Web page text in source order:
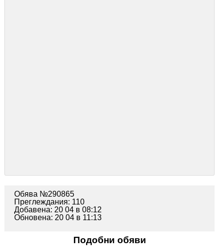
Обява №290865
Преглеждания: 110
Добавена: 20 04 в 08:12
Обновена: 20 04 в 11:13
Подобни обяви